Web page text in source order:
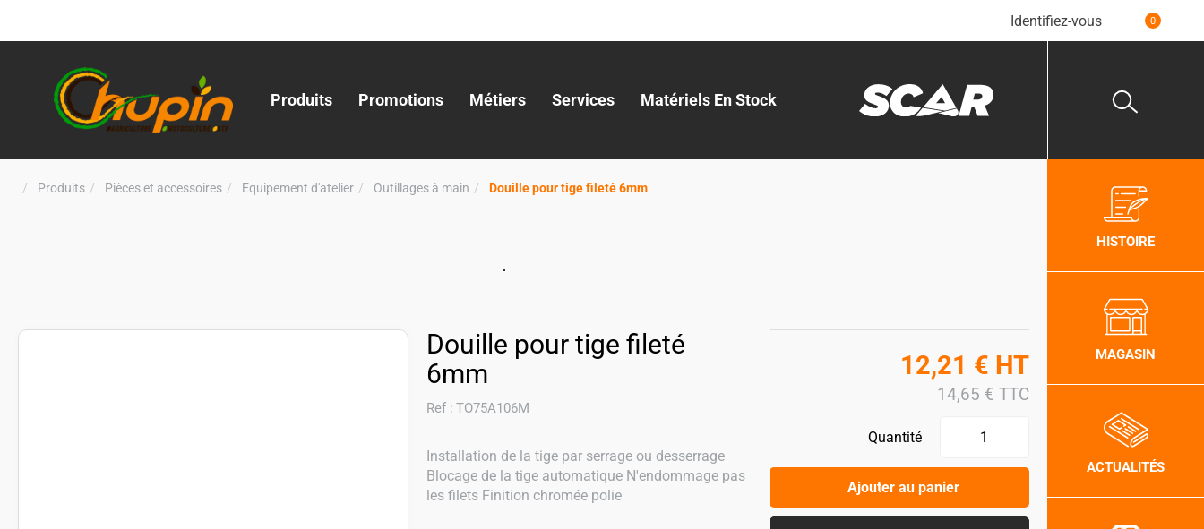
Identifiez-vous 0
Produits Promotions Métiers Services Matériels En Stock
Produits Pièces et accessoires Equipement d'atelier Outillages à main Douille pour tige fileté 6mm
Douille pour tige fileté
6mm
Ref : TO75A106M
Installation de la tige par serrage ou desserrage
Blocage de la tige automatique N'endommage pas
les filets Finition chromée polie
12,21 € HT
14,65 € TTC
Quantité
Ajouter au panier
HISTOIRE
MAGASIN
ACTUALITÉS